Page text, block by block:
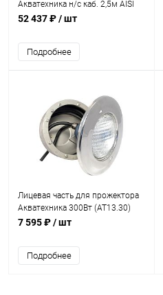
Акватехника н/с каб. 2,5м AISI
316 (универсал) (AT16.01M)
52 437 ₽/ шт
Подробнее
Лицевая часть для прожектора
Акватехника 300Вт (AT13.30)
7 595 ₽/ шт
Подробнее